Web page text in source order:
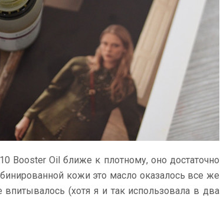
Booster Oil ближе к плотному, оно достаточно
кожи это масло оказалось все же
(хотя я и так использовала в два